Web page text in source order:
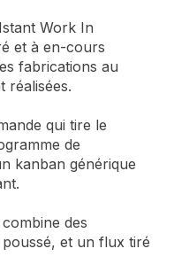
Work In
et à en-cours
fabrications au
réalisées.
qui tire le
de
kanban générique
combine des
et un flux tiré